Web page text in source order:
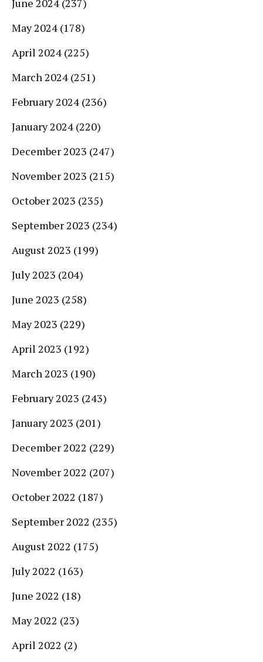
June 2024 (237)
May 2024 (178)
April 2024 (225)
March 2024 (251)
February 2024 (236)
January 2024 (220)
December 2023 (247)
November 2023 (215)
October 2023 (235)
September 2023 (234)
August 2023 (199)
July 2023 (204)
June 2023 (258)
May 2023 (229)
April 2023 (192)
March 2023 (190)
February 2023 (243)
January 2023 (201)
December 2022 (229)
November 2022 (207)
October 2022 (187)
September 2022 (235)
August 2022 (175)
July 2022 (163)
June 2022 (18)
May 2022 (23)
April 2022 (2)